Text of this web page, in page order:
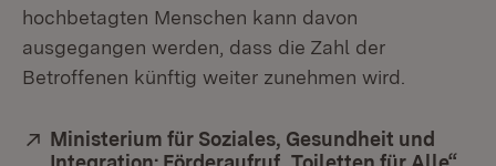
hochbetagten Menschen kann davon
ausgegangen werden, dass die Zahl der
Betroffenen künftig weiter zunehmen wird.
Extern:
Ministerium für Soziales, Gesundheit und